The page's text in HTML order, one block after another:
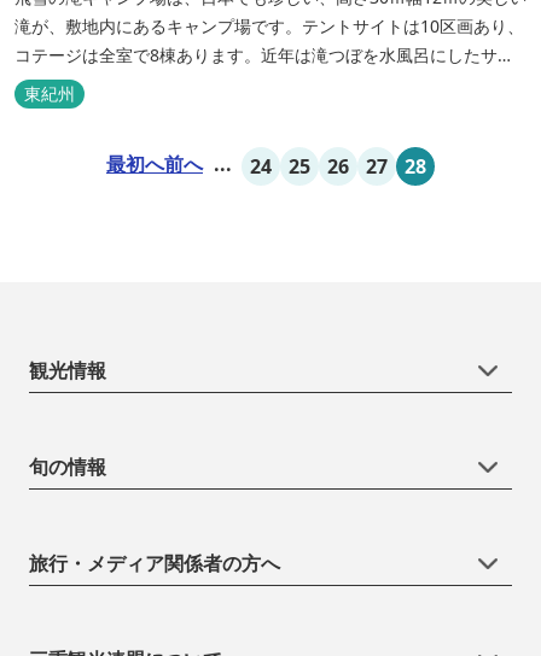
滝が、敷地内にあるキャンプ場です。テントサイトは10区画あり、
コテージは全室で8棟あります。近年は滝つぼを水風呂にしたサウ
ナが人気です。
東紀州
最初へ前へ ... 24 25 26 27 28
観光情報
旬の情報
旅行・メディア関係者の方へ